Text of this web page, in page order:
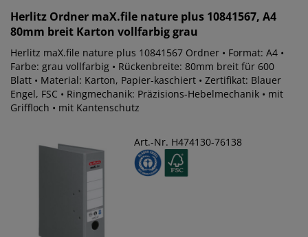
Herlitz Ordner maX.file nature plus 10841567, A4
80mm breit Karton vollfarbig grau
Herlitz maX.file nature plus 10841567 Ordner • Format: A4 •
Farbe: grau vollfarbig • Rückenbreite: 80mm breit für 600
Blatt • Material: Karton, Papier-kaschiert • Zertifikat: Blauer
Engel, FSC • Ringmechanik: Präzisions-Hebelmechanik • mit
Griffloch • mit Kantenschutz
Art.-Nr. H474130-76138